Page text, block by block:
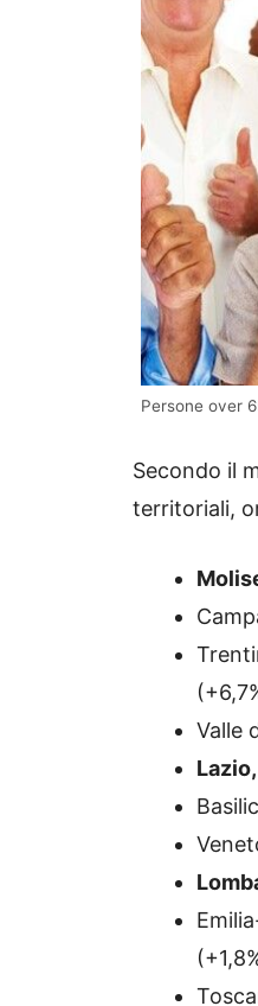
Persone over
Secondo il
territoriali,
Valle